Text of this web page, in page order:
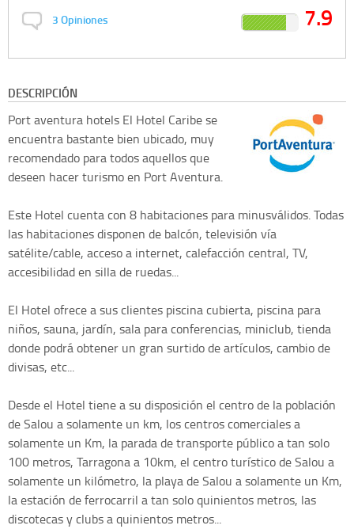
3Opiniones 7.9
DESCRIPCIÓN
Port aventura hotels El Hotel Caribe se
encuentra bastante bien ubicado, muy
recomendado para todos aquellos que
deseen hacer turismo en Port Aventura.
Este Hotel cuenta con 8 habitaciones para minusválidos. Todas
las habitaciones disponen de balcón, televisión vía
satélite/cable, acceso a internet, calefacción central, TV,
accesibilidad en silla de ruedas...
El Hotel ofrece a sus clientes piscina cubierta, piscina para
niños, sauna, jardín, sala para conferencias, miniclub, tienda
donde podrá obtener un gran surtido de artículos, cambio de
divisas, etc...
Desde el Hotel tiene a su disposición el centro de la población
de Salou a solamente un km, los centros comerciales a
solamente un Km, la parada de transporte público a tan solo
100 metros, Tarragona a 10km, el centro turístico de Salou a
solamente un kilómetro, la playa de Salou a solamente un Km,
la estación de ferrocarril a tan solo quinientos metros, las
discotecas y clubs a quinientos metros...